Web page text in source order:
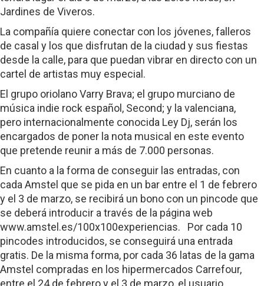
Jardines de Viveros.
La compañía quiere conectar con los jóvenes, falleros
de casal y los que disfrutan de la ciudad y sus fiestas
desde la calle, para que puedan vibrar en directo con un
cartel de artistas muy especial.
El grupo oriolano Varry Brava; el grupo murciano de
música indie rock español, Second; y la valenciana,
pero internacionalmente conocida Ley Dj, serán los
encargados de poner la nota musical en este evento
que pretende reunir a más de 7.000 personas.
En cuanto a la forma de conseguir las entradas, con
cada Amstel que se pida en un bar entre el 1 de febrero
y el 3 de marzo, se recibirá un bono con un pincode que
se deberá introducir a través de la página web
www.amstel.es/100x100experiencias. Por cada 10
pincodes introducidos, se conseguirá una entrada
gratis. De la misma forma, por cada 36 latas de la gama
Amstel compradas en los hipermercados Carrefour,
entre el 24 de febrero y el 3 de marzo, el usuario